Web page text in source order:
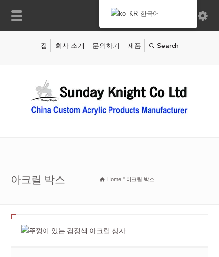
집 회사 소개 문의하기 제품
아크릴 박스 Home " 아크릴 박스
한국어